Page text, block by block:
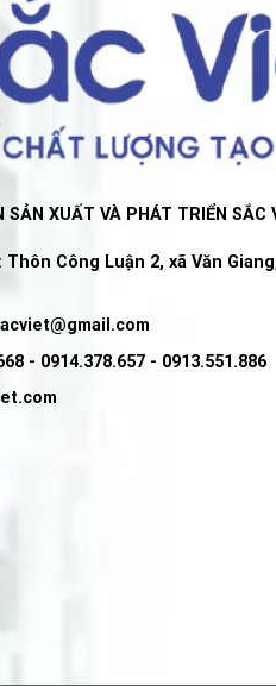
SẢN XUẤT VÀ PHÁT TRIỂN SẮC
Thôn Công Luận 2, xã Văn
- 0914.378.657 - 0913.551.886